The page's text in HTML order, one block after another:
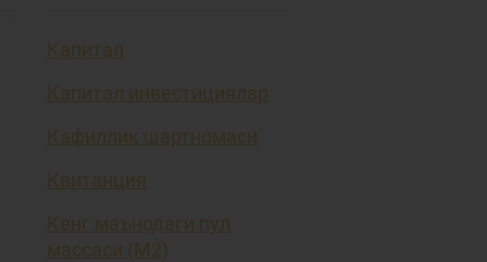
Капитал
Капитал инвестициялар
Кафиллик шартномаси
Квитанция
Кенг маънодаги пул
массаси (М2)